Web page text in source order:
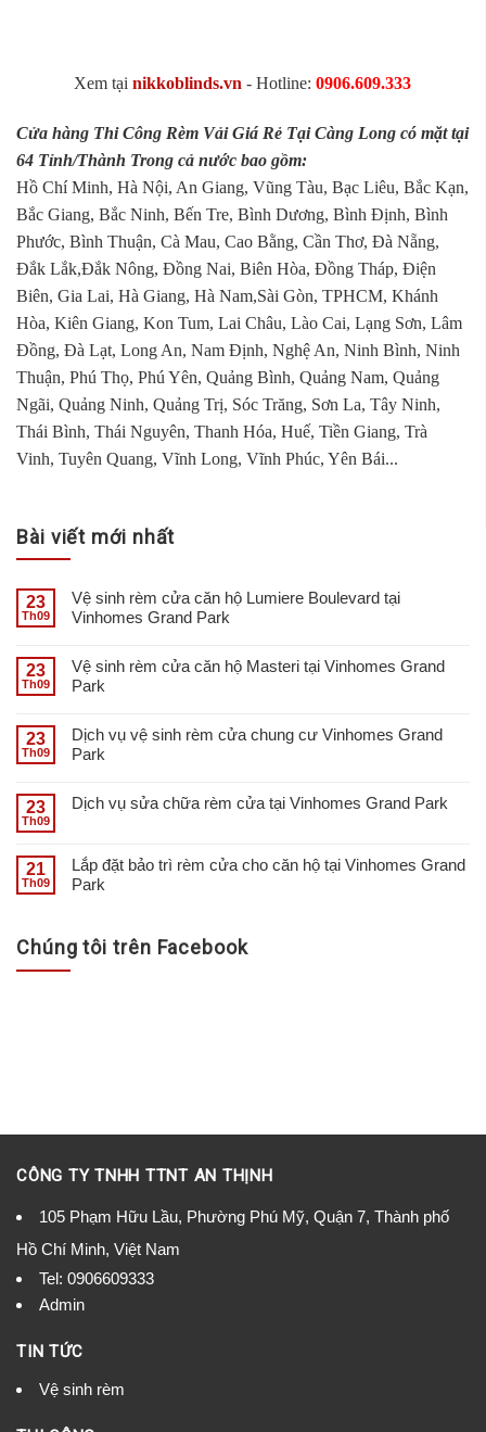
Xem tại nikkoblinds.vn - Hotline: 0906.609.333
Cửa hàng Thi Công Rèm Vải Giá Rẻ Tại Càng Long có mặt tại
64 Tỉnh/Thành Trong cả nước bao gồm:
Hồ Chí Minh, Hà Nội, An Giang, Vũng Tàu, Bạc Liêu, Bắc Kạn,
Bắc Giang, Bắc Ninh, Bến Tre, Bình Dương, Bình Định, Bình
Phước, Bình Thuận, Cà Mau, Cao Bằng, Cần Thơ, Đà Nẵng,
Đắk Lắk,Đắk Nông, Đồng Nai, Biên Hòa, Đồng Tháp, Điện
Biên, Gia Lai, Hà Giang, Hà Nam,Sài Gòn, TPHCM, Khánh
Hòa, Kiên Giang, Kon Tum, Lai Châu, Lào Cai, Lạng Sơn, Lâm
Đồng, Đà Lạt, Long An, Nam Định, Nghệ An, Ninh Bình, Ninh
Thuận, Phú Thọ, Phú Yên, Quảng Bình, Quảng Nam, Quảng
Ngãi, Quảng Ninh, Quảng Trị, Sóc Trăng, Sơn La, Tây Ninh,
Thái Bình, Thái Nguyên, Thanh Hóa, Huế, Tiền Giang, Trà
Vinh, Tuyên Quang, Vĩnh Long, Vĩnh Phúc, Yên Bái...
Bài viết mới nhất
23
Th09
Vệ sinh rèm cửa căn hộ Lumiere Boulevard tại
Vinhomes Grand Park
23
Th09
Vệ sinh rèm cửa căn hộ Masteri tại Vinhomes Grand
Park
23
Th09
Dịch vụ vệ sinh rèm cửa chung cư Vinhomes Grand
Park
23
Th09
Dịch vụ sửa chữa rèm cửa tại Vinhomes Grand Park
21
Th09
Lắp đặt bảo trì rèm cửa cho căn hộ tại Vinhomes Grand
Park
Chúng tôi trên Facebook
CÔNG TY TNHH TTNT AN THỊNH
105 Phạm Hữu Lầu, Phường Phú Mỹ, Quận 7, Thành phố
Hồ Chí Minh, Việt Nam
Tel: 0906609333
Admin
TIN TỨC
Vệ sinh rèm